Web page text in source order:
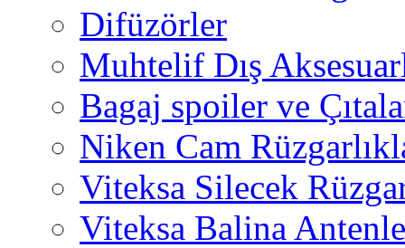
Difüzörler
Muhtelif Dış
Bagaj spoiler ve
Niken Cam
Viteksa Silecek
Viteksa Balina